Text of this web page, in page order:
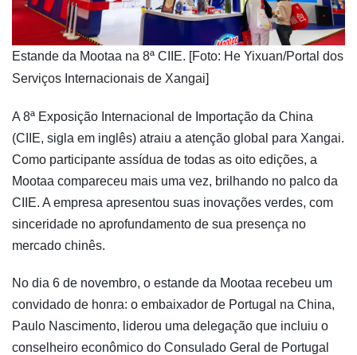
​Estande da Mootaa na 8ª CIIE. [Foto: He Yixuan/Portal dos
Serviços Internacionais de Xangai]
A 8ª Exposição Internacional de Importação da China
(CIIE, sigla em inglês) atraiu a atenção global para Xangai.
Como participante assídua de todas as oito edições, a
Mootaa compareceu mais uma vez, brilhando no palco da
CIIE. A empresa apresentou suas inovações verdes, com
sinceridade no aprofundamento de sua presença no
mercado chinês.
No dia 6 de novembro, o estande da Mootaa recebeu um
convidado de honra: o embaixador de Portugal na China,
Paulo Nascimento, liderou uma delegação que incluiu o
conselheiro econômico do Consulado Geral de Portugal